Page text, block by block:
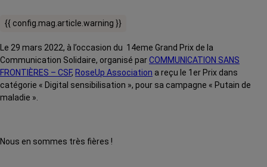
{{ config.mag.article.warning }}
Le 29 mars 2022, à l’occasion du 14eme Grand Prix de la
Communication Solidaire, organisé parCOMMUNICATION SANS
FRONTIÈRES – CSF, RoseUp Association a reçu le 1er Prix dans
catégorie « Digital sensibilisation », pour sa campagne « Putain de
maladie ».
Nous en sommes très fières !